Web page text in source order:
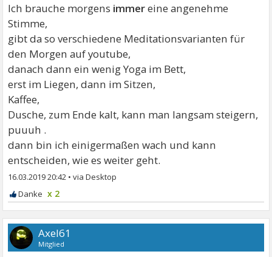
Ich brauche morgens immereine angenehme
Stimme,
gibt da so verschiedene Meditationsvarianten für
den Morgen auf youtube,
danach dann ein wenig Yoga im Bett,
erst im Liegen, dann im Sitzen,
Kaffee,
Dusche, zum Ende kalt, kann man langsam steigern,
puuuh .
dann bin ich einigermaßen wach und kann
entscheiden, wie es weiter geht.
16.03.2019 20:42 •
x 2
Axel61
Mitglied